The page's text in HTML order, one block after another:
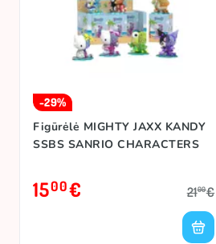
-29%
Figūrėlė MIGHTY JAXX KANDY
SSBS SANRIO CHARACTERS
1500€ 2100€